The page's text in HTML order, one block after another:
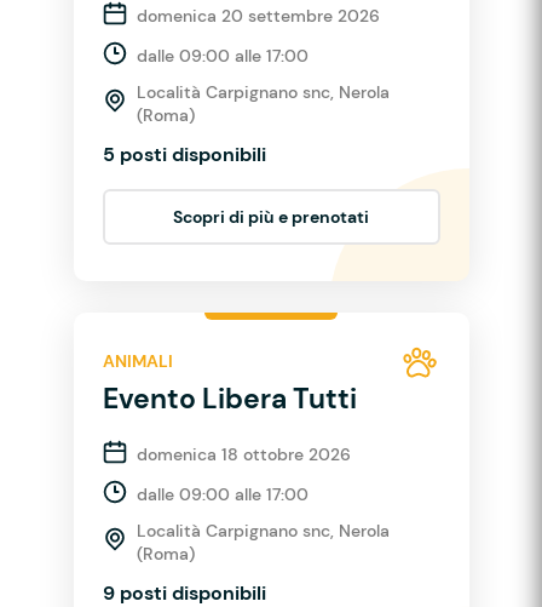
domenica 20 settembre 2026
dalle 09:00 alle 17:00
Località Carpignano snc, Nerola
(Roma)
5 posti disponibili
Scopri di più e prenotati
ANIMALI
Evento Libera Tutti
domenica 18 ottobre 2026
dalle 09:00 alle 17:00
Località Carpignano snc, Nerola
(Roma)
9 posti disponibili